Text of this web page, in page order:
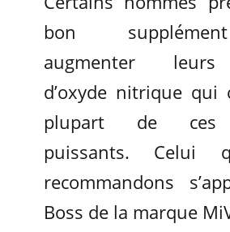
bon
augmenter
d’oxyde nitrique qui
plupart de ces
puissants. Celui
recommandons
Boss de la marque